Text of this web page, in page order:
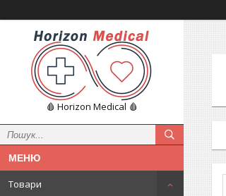
🩸 Horizon Medical 🩸
Товари